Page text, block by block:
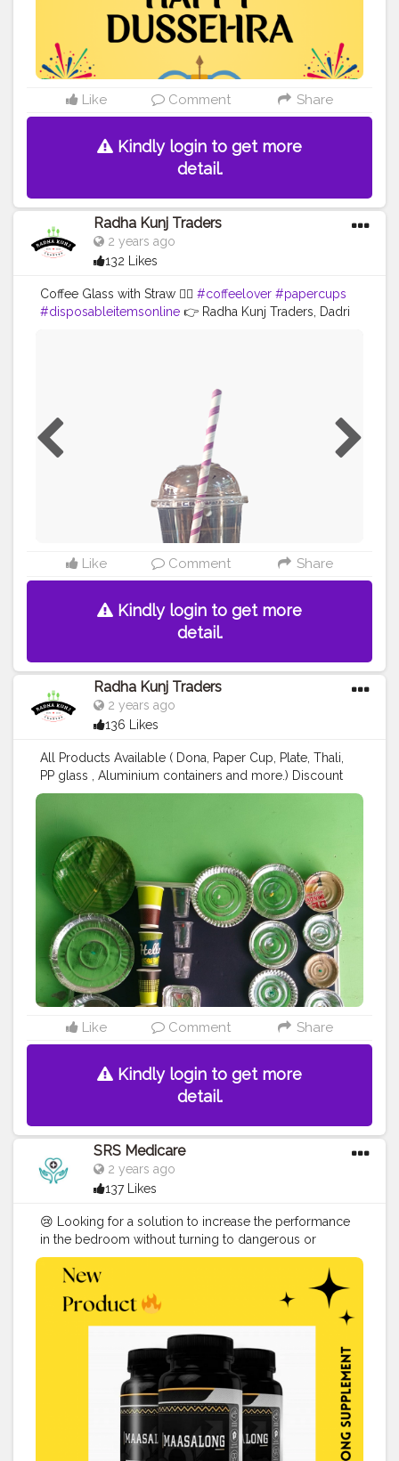
Like Comment Share
Kindly login to get more
detail.
Radha Kunj Traders
2 years ago
132 Likes
Coffee Glass with Straw 🤽‍♀️ #coffeelover #papercups
#disposableitemsonline 👉 Radha Kunj Traders, Dadri
Delhi/NCR Call us: +91 9625855860 E-mail:
tradersradhakunj@gmail.com Location: Kaushalya
Market, Near Lalaji Sweets, G.T Road Dadri, 203207 -
U.P#disposableitemsonline #donapattal
#waterglass
#food #packagingitems
#foodstoragetips
#alphasector #greaternoida
#instagram #love
Like Comment Share
Kindly login to get more
detail.
Radha Kunj Traders
2 years ago
136 Likes
All Products Available ( Dona, Paper Cup, Plate, Thali,
PP glass , Aluminium containers and more.) Discount
available for a limited time 😎 ऑर्डर Now ; Call us: +91
#waterglass
#creatorshala #blogger
#love
#disposablethali
#foodstoragetips #grocery
#restuarent #dadri
Like Comment Share
Kindly login to get more
detail.
SRS Medicare
2 years ago
137 Likes
😢 Looking for a solution to increase the performance
in the bedroom without turning to dangerous or
unnatural substances? You are in the right place...
#creatorshala
🔥
New Product 🔥 - Maasalong Male Enhancement 🔥
Then men may want to think about
#Maasalong_tablets. This organic male enhancement
pill may assist with low energy levels, continuous
weariness, premature ejaculation, and other signs of
. Want to ORDER online ❤️ Visit Website:
https://srsmedicare.com/maasalong-male-
enhancement-unlocking-the-secrets-to-optimal-
performance-and-pleasure/